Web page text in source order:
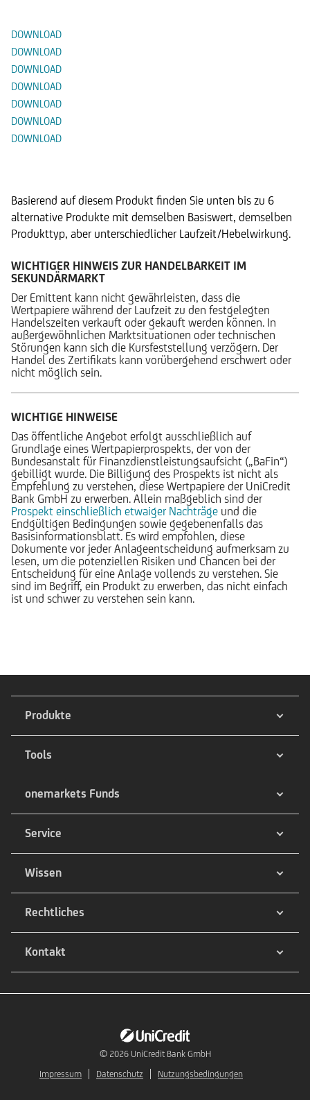
DOWNLOAD
DOWNLOAD
DOWNLOAD
DOWNLOAD
DOWNLOAD
DOWNLOAD
DOWNLOAD
Basierend auf diesem Produkt finden Sie unten bis zu 6
alternative Produkte mit demselben Basiswert, demselben
Produkttyp, aber unterschiedlicher Laufzeit/Hebelwirkung.
WICHTIGER HINWEIS ZUR HANDELBARKEIT IM
SEKUNDÄRMARKT
Der Emittent kann nicht gewährleisten, dass die
Wertpapiere während der Laufzeit zu den festgelegten
Handelszeiten verkauft oder gekauft werden können. In
außergewöhnlichen Marktsituationen oder technischen
Störungen kann sich die Kursfeststellung verzögern. Der
Handel des Zertifikats kann vorübergehend erschwert oder
nicht möglich sein.
WICHTIGE HINWEISE
Das öffentliche Angebot erfolgt ausschließlich auf
Grundlage eines Wertpapierprospekts, der von der
Bundesanstalt für Finanzdienstleistungsaufsicht („BaFin“)
gebilligt wurde. Die Billigung des Prospekts ist nicht als
Empfehlung zu verstehen, diese Wertpapiere der UniCredit
Bank GmbH zu erwerben. Allein maßgeblich sind der
Prospekt einschließlich etwaiger Nachträge und die
Endgültigen Bedingungen sowie gegebenenfalls das
Basisinformationsblatt. Es wird empfohlen, diese
Dokumente vor jeder Anlageentscheidung aufmerksam zu
lesen, um die potenziellen Risiken und Chancen bei der
Entscheidung für eine Anlage vollends zu verstehen. Sie
sind im Begriff, ein Produkt zu erwerben, das nicht einfach
ist und schwer zu verstehen sein kann.
Produkte
Tools
onemarkets Funds
Service
Wissen
Rechtliches
Kontakt
© 2026 UniCredit Bank GmbH
Impressum
Datenschutz Nutzungsbedingungen